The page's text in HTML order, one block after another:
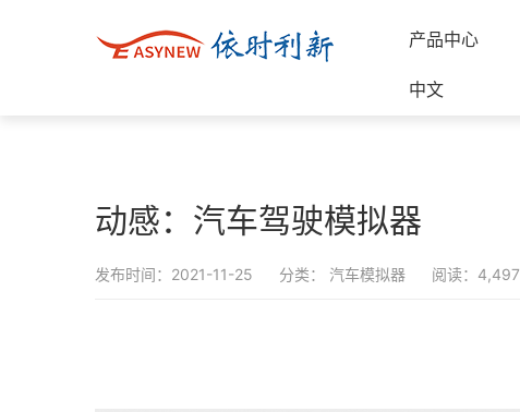
产品中心
中文
动感：汽车驾驶模拟器
发布时间：2021-11-25 分类： 汽车模拟器 阅读：4,497